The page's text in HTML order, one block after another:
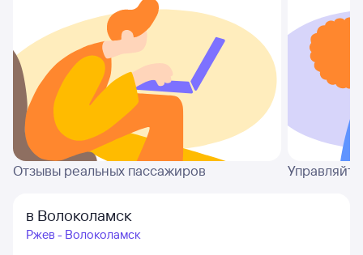
Отзывы реальных пассажиров
в Волоколамск
Ржев - Волоколамск